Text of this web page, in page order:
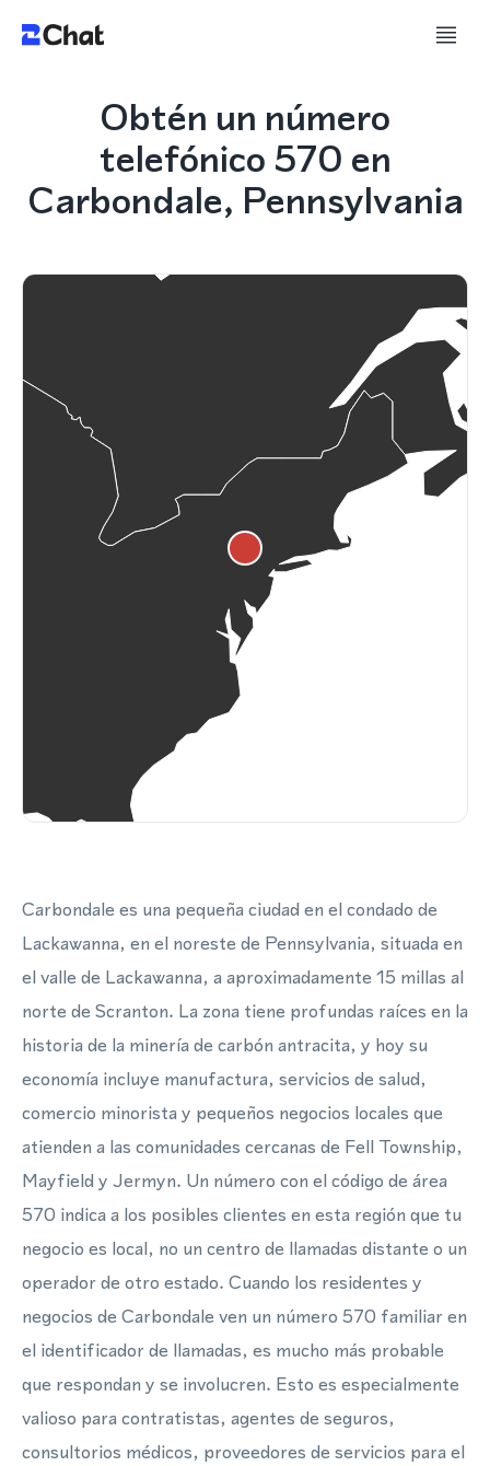
Obtén un número
telefónico 570 en
Carbondale, Pennsylvania
Carbondale es una pequeña ciudad en el condado de
Lackawanna, en el noreste de Pennsylvania, situada en
el valle de Lackawanna, a aproximadamente 15 millas al
norte de Scranton. La zona tiene profundas raíces en la
historia de la minería de carbón antracita, y hoy su
economía incluye manufactura, servicios de salud,
comercio minorista y pequeños negocios locales que
atienden a las comunidades cercanas de Fell Township,
Mayfield y Jermyn. Un número con el código de área
570 indica a los posibles clientes en esta región que tu
negocio es local, no un centro de llamadas distante o un
operador de otro estado. Cuando los residentes y
negocios de Carbondale ven un número 570 familiar en
el identificador de llamadas, es mucho más probable
que respondan y se involucren. Esto es especialmente
valioso para contratistas, agentes de seguros,
consultorios médicos, proveedores de servicios para el